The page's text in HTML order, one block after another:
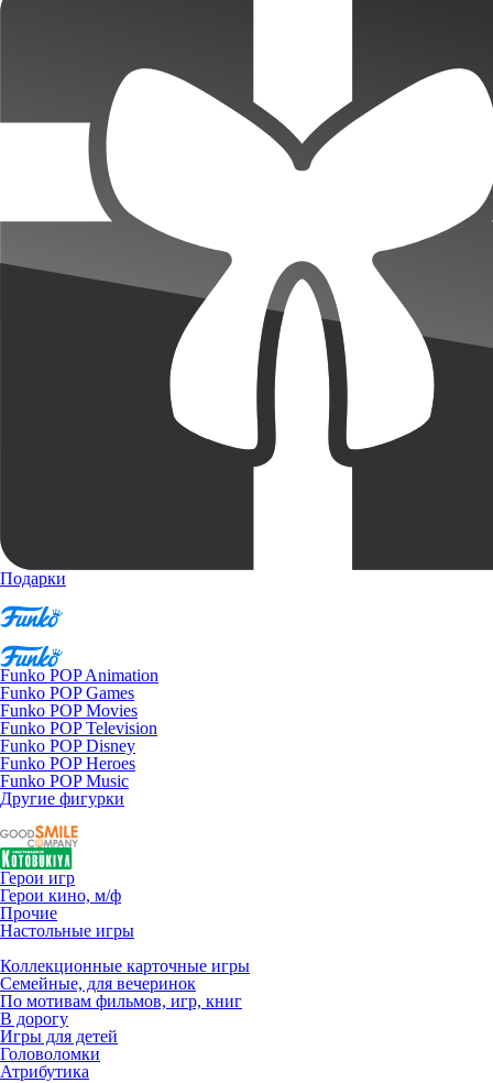
Подарки
Funko POP Animation
Funko POP Games
Funko POP Movies
Funko POP Television
Funko POP Disney
Funko POP Heroes
Funko POP Music
Другие фигурки
Герои игр
Герои кино, м/ф
Прочие
Настольные игры
Коллекционные карточные игры
Семейные, для вечеринок
По мотивам фильмов, игр, книг
В дорогу
Игры для детей
Головоломки
Атрибутика